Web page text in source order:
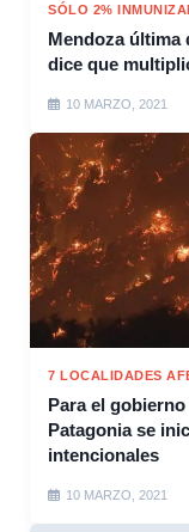
SÓLO 2%
Mendoza última
dice que
10 MARZO, 2021
7 LOCALIDADES
Para el
Patagonia se
intencionales
10 MARZO, 2021